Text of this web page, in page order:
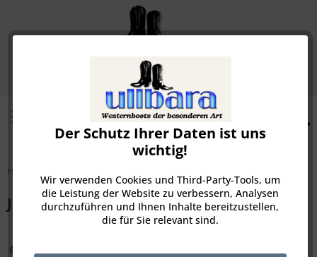
Merkzettel Mein Konto
Der Schutz Ihrer Daten ist uns
wichtig!
Wir verwenden Cookies und Third-Party-Tools, um
die Leistung der Website zu verbessern, Analysen
durchzuführen und Ihnen Inhalte bereitzustellen,
die für Sie relevant sind.
Herren
Jo Ghost 2128B - 793 Montalcino NERO